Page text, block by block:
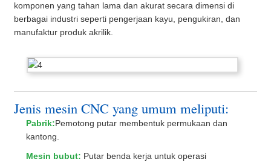
komponen yang tahan lama dan akurat secara dimensi di
berbagai industri seperti pengerjaan kayu, pengukiran, dan
manufaktur produk akrilik.
Jenis mesin CNC yang umum meliputi:
Pabrik:Pemotong putar membentuk permukaan dan
kantong.
Mesin bubut: Putar benda kerja untuk operasi